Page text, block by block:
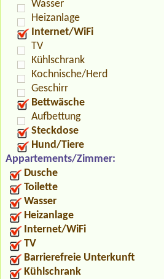
Wasser
Heizanlage
Internet/WiFi
TV
Kühlschrank
Kochnische/Herd
Geschirr
Bettwäsche
Aufbettung
Steckdose
Hund/Tiere
Appartements/Zimmer:
Dusche
Toilette
Wasser
Heizanlage
Internet/WiFi
TV
Barrierefreie Unterkunft
Kühlschrank